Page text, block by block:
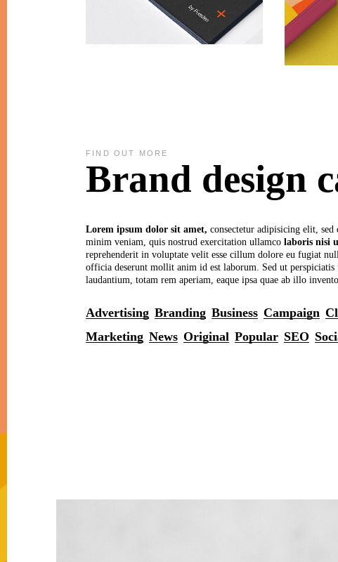
FIND OUT MORE
Brand design
Lorem ipsum dolor sit amet, consectetur adipisicing elit,
minim veniam, quis nostrud exercitation ullamco laboris nisi
reprehenderit in voluptate velit esse cillum dolore eu fugiat
officia deserunt mollit anim id est laborum. Sed ut
laudantium, totam rem aperiam, eaque ipsa quae ab illo
Advertising Branding Business Campaign
Marketing News Original Popular SEO